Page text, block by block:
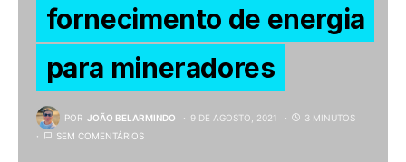
fornecimento de energia
para mineradores
POR JOÃO BELARMINDO 9 DE AGOSTO, 2021
3 MINUTOS
SEM COMENTÁRIOS